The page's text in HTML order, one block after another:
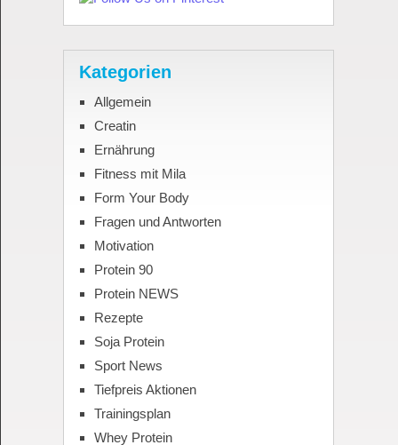
Kategorien
Allgemein
Creatin
Ernährung
Fitness mit Mila
Form Your Body
Fragen und Antworten
Motivation
Protein 90
Protein NEWS
Rezepte
Soja Protein
Sport News
Tiefpreis Aktionen
Trainingsplan
Whey Protein